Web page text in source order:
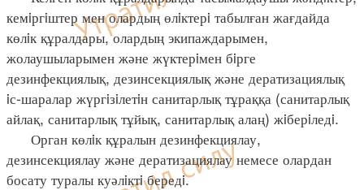
кемiргiштер мен олардың өлiктерi табылған жағдайда
көлiк құралдары, олардың экипаждарымен,
жолаушыларымен және жүктерiмен бiрге
дезинфекциялық, дезинсекциялық және дератизациялық
iс-шаралар жүргiзiлетiн санитарлық тұраққа (санитарлық
айлақ, санитарлық тұйық, санитарлық алаң) жiберiледi.
Орган көлiк құралын дезинфекциялау,
дезинсекциялау және дератизациялау немесе олардан
босату туралы куәлiктi бередi.